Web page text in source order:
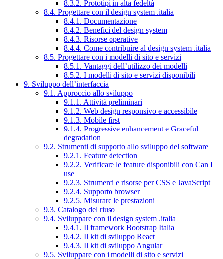
8.3.2. Prototipi in alta fedeltà
8.4. Progettare con il design system .italia
8.4.1. Documentazione
8.4.2. Benefici del design system
8.4.3. Risorse operative
8.4.4. Come contribuire al design system .italia
8.5. Progettare con i modelli di sito e servizi
8.5.1. Vantaggi dell’utilizzo dei modelli
8.5.2. I modelli di sito e servizi disponibili
9. Sviluppo dell’interfaccia
9.1. Approccio allo sviluppo
9.1.1. Attività preliminari
9.1.2. Web design responsivo e accessibile
9.1.3. Mobile first
9.1.4. Progressive enhancement e Graceful
degradation
9.2. Strumenti di supporto allo sviluppo del software
9.2.1. Feature detection
9.2.2. Verificare le feature disponibili con Can I
use
9.2.3. Strumenti e risorse per CSS e JavaScript
9.2.4. Supporto browser
9.2.5. Misurare le prestazioni
9.3. Catalogo del riuso
9.4. Sviluppare con il design system .italia
9.4.1. Il framework Bootstrap Italia
9.4.2. Il kit di sviluppo React
9.4.3. Il kit di sviluppo Angular
9.5. Sviluppare con i modelli di sito e servizi